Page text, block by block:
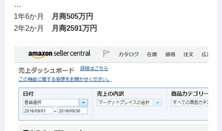
…
1年6か月
月商505万円
2年2か月
月商2591万円